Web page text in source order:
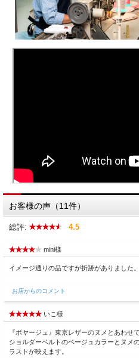
お客様の声（11件）
総評: 4.5
mini様
イメージ通りの品ですが折跡がありました。
お店からのコメント
いこ様
『ボヤージュ』東京レザーのヌメとあわせ
ショルダーベルトのベージュカラーとヌメ
ラストが映えます。